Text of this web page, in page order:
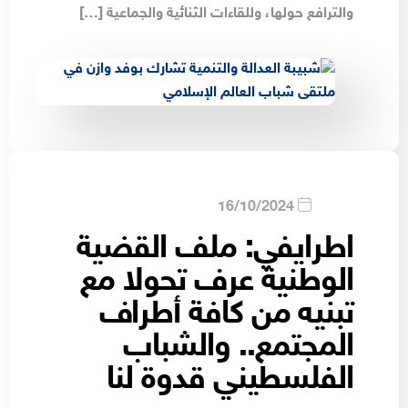
والترافع حولها، وللقاءات الثنائية والجماعية […]
16/10/2024
اطرايفي: ملف القضية
الوطنية عرف تحولا مع
تبنيه من كافة أطراف
المجتمع.. والشباب
الفلسطيني قدوة لنا